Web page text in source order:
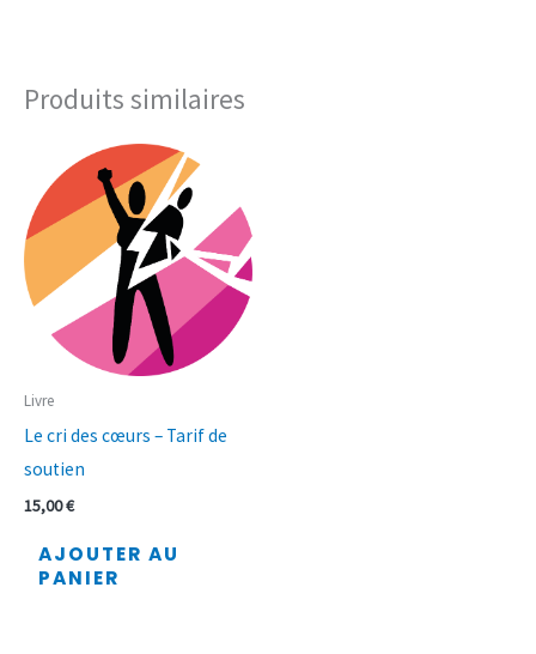
Produits similaires
Livre
Le cri des cœurs – Tarif de
soutien
15,00€
AJOUTER AU
PANIER